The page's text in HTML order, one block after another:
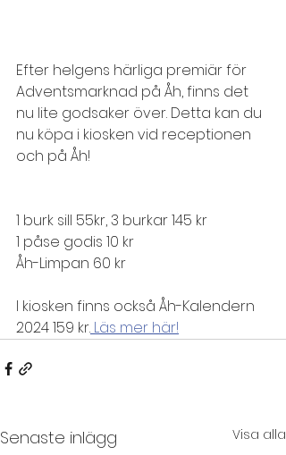
Efter helgens härliga premiär för
Adventsmarknad på Åh, finns det
nu lite godsaker över. Detta kan du
nu köpa i kiosken vid receptionen
och på Åh!
1 burk sill 55kr, 3 burkar 145 kr
1 påse godis 10 kr
Åh-Limpan 60 kr
I kiosken finns också Åh-Kalendern
2024 159 kr. Läs mer här!
Senaste inlägg Visa alla